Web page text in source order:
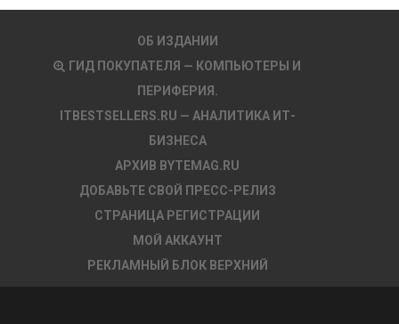
ОБ ИЗДАНИИ
ГИД ПОКУПАТЕЛЯ — КОМПЬЮТЕРЫ И
ПЕРИФЕРИЯ.
ITBESTSELLERS.RU — АНАЛИТИКА ИТ-
БИЗНЕСА
АРХИВ BYTEMAG.RU
ДОБАВЬТЕ СВОЙ ПРЕСС-РЕЛИЗ
СТРАНИЦА РЕГИСТРАЦИИ
МОЙ АККАУНТ
РЕКЛАМНЫЙ БЛОК ВЕРХНИЙ